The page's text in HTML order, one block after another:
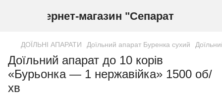
Інтернет-магазин "Сепаратор"
ДОЇЛЬНІ АПАРАТИ Доїльний апарат Буренка сухий
Доїльний апарат до 10 корів
«Бурьонка — 1 нержавійка» 1500 об/
хв